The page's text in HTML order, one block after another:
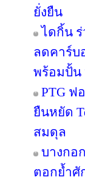
ยั่งยืน
ไดกิ้น ร่
ลดคาร์บ
พร้อมปั้น
PTG ฟ
ยืนหยัด
สมดุล
บางกอ
ตอกย้ำศั